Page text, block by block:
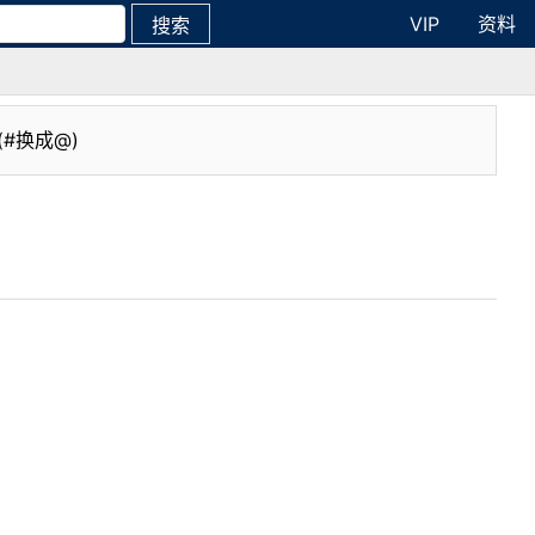
搜索 VIP
资料
换成@)